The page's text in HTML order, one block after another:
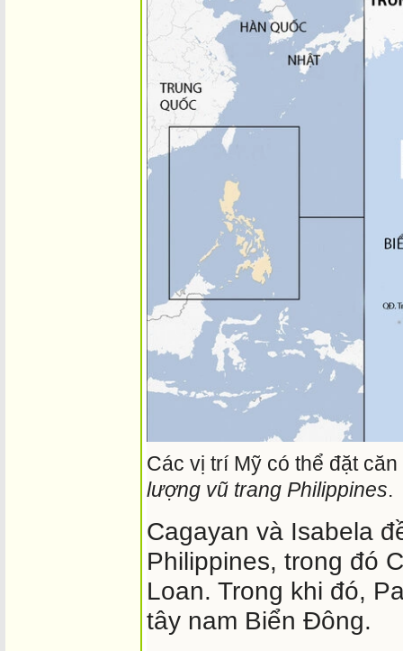
Các vị trí Mỹ có thể đặt
lượng vũ trang Philippines.
Cagayan và Isabela
Philippines, trong đó
Loan. Trong khi đó,
tây nam Biển Đông.